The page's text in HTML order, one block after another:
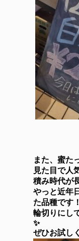
また、蜜た
見た目で人
積み時代が
やっと近年
た品種です！
輪切りにし
✨
ぜひお試し